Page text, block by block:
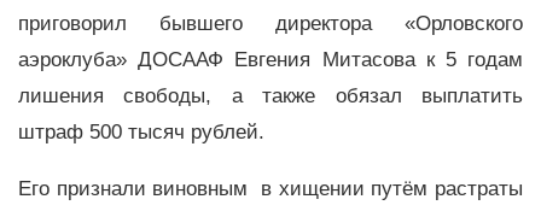
приговорил бывшего директора «Орловского
аэроклуба» ДОСААФ Евгения Митасова к 5 годам
лишения свободы, а также обязал выплатить
штраф 500 тысяч рублей.
Его признали виновным в хищении путём растраты